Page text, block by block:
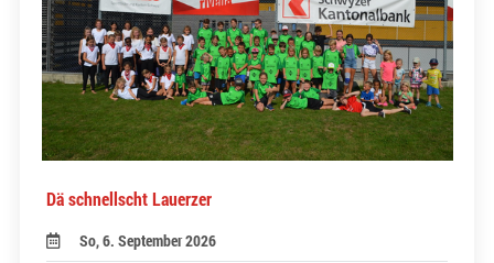
Dä schnellscht Lauerzer
So, 6. September 2026